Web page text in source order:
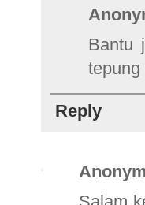
Bantu
tepung
Reply